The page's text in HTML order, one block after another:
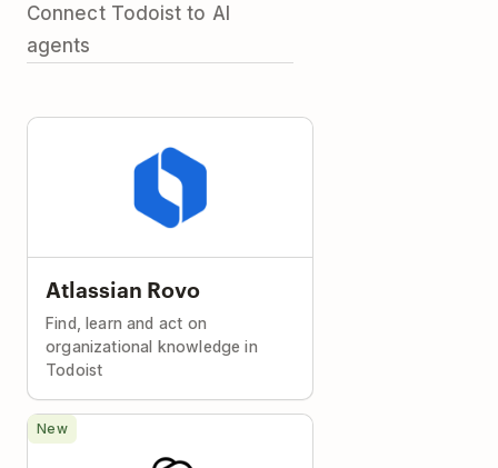
Connect Todoist to AI
agents
Atlassian Rovo
Find, learn and act on
organizational knowledge in
Todoist
New